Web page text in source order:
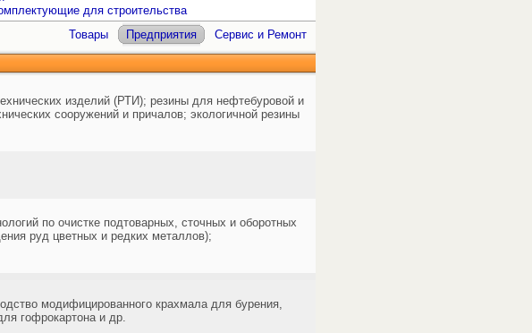
для строительства
Товары Предприятия Сервис и Ремонт
изделий (РТИ); резины для нефтебуровой и
сооружений и причалов; экологичной резины
по очистке подтоварных, сточных и оборотных
руд цветных и редких металлов);
модифицированного крахмала для бурения,
гофрокартона и др.